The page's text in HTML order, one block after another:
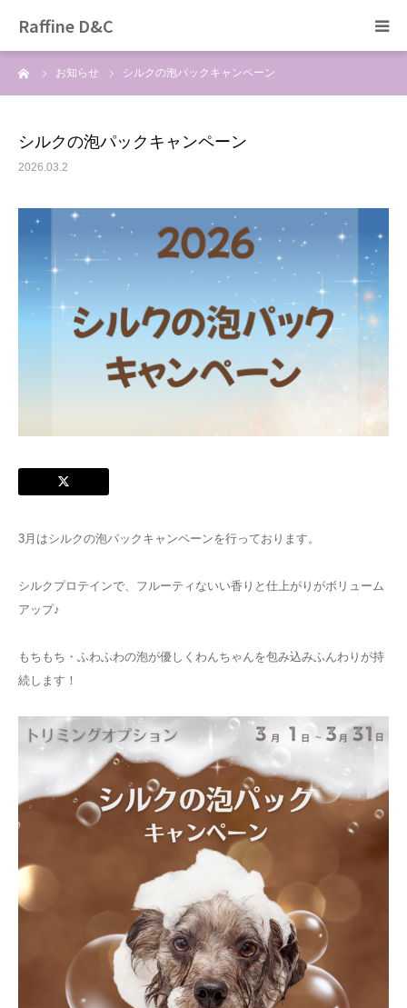
Raffine D&C
お知らせ シルクの泡パックキャンペーン
シルクの泡パックキャンペーン
2026.03.2
3月はシルクの泡パックキャンペーンを行っております。
シルクプロテインで、フルーティないい香りと仕上がりがボリューム
アップ♪
もちもち・ふわふわの泡が優しくわんちゃんを包み込みふんわりが持
続します！
Home
ぞのペットクリニック
猫カフェ
採用情報